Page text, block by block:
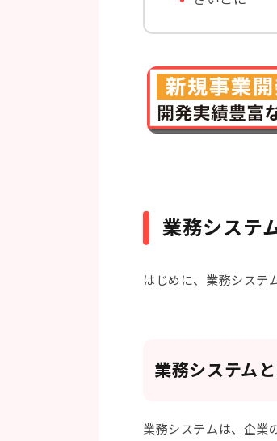
業務システ
はじめに、業務システ
業務システム
業務システムは、企業